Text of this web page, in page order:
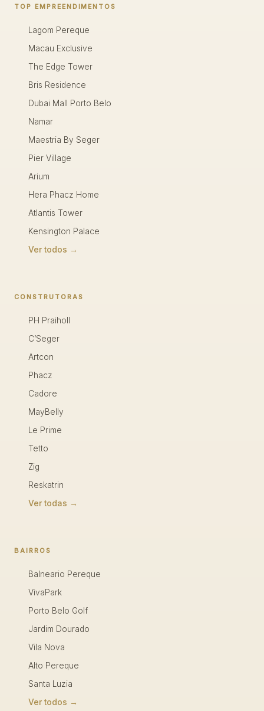
TOP EMPREENDIMENTOS
Lagom Pereque
Macau Exclusive
The Edge Tower
Bris Residence
Dubai Mall Porto Belo
Namar
Maestria By Seger
Pier Village
Arium
Hera Phacz Home
Atlantis Tower
Kensington Palace
Ver todos →
CONSTRUTORAS
PH Praiholl
C’Seger
Artcon
Phacz
Cadore
MayBelly
Le Prime
Tetto
Zig
Reskatrin
Ver todas →
BAIRROS
Balneario Pereque
VivaPark
Porto Belo Golf
Jardim Dourado
Vila Nova
Alto Pereque
Santa Luzia
Ver todos →